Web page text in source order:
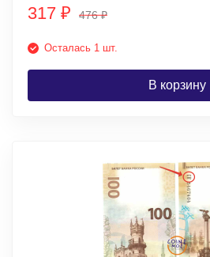
317 ₽ 476₽
Осталась 1 шт.
В корзину